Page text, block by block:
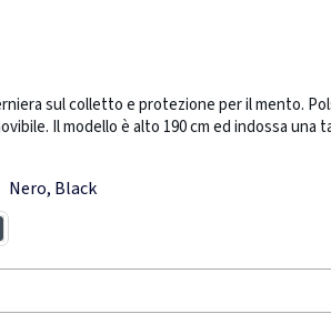
sul colletto e protezione per il mento.
Il modello è alto 190 cm ed indossa una
Nero, Black